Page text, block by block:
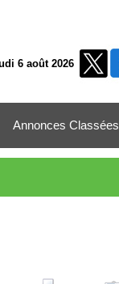
6 août 2026
Annonces Classées